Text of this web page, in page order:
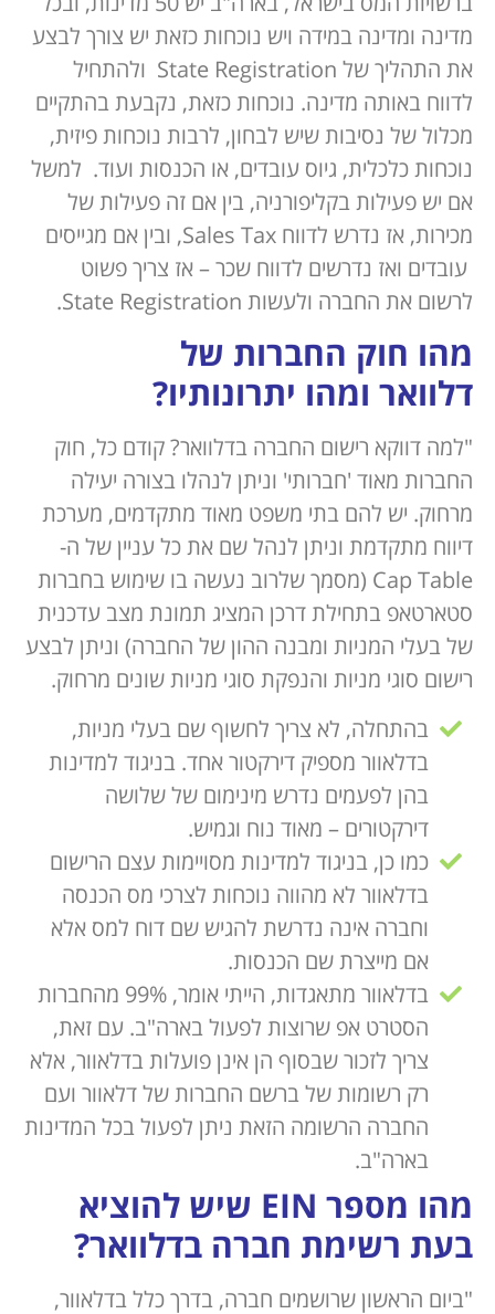
מדינה ומדינה במידה ויש נוכחות כזאת יש צורך לבצע
את התהליך של State Registration ולהתחיל
לדווח באותה מדינה. נוכחות כזאת, נקבעת בהתקיים
מכלול של נסיבות שיש לבחון, לרבות נוכחות פיזית,
נוכחות כלכלית, גיוס עובדים, או הכנסות ועוד. למשל
אם יש פעילות בקליפורניה, בין אם זה פעילות של
מכירות, אז נדרש לדווח Sales Tax, ובין אם מגייסים
עובדים ואז נדרשים לדווח שכר – אז צריך פשוט
לרשום את החברה ולעשות State Registration.
מהו חוק החברות של
דלוואר ומהו יתרונותיו?
"למה דווקא רישום החברה בדלוואר? קודם כל, חוק
החברות מאוד 'חברותי' וניתן לנהלו בצורה יעילה
מרחוק. יש להם בתי משפט מאוד מתקדמים, מערכת
דיווח מתקדמת וניתן לנהל שם את כל עניין של ה-
Cap Table (מסמך שלרוב נעשה בו שימוש בחברות
סטארטאפ בתחילת דרכן המציג תמונת מצב עדכנית
של בעלי המניות ומבנה ההון של החברה) וניתן לבצע
רישום סוגי מניות והנפקת סוגי מניות שונים מרחוק.
בהתחלה, לא צריך לחשוף שם בעלי מניות,
בדלאוור מספיק דירקטור אחד. בניגוד למדינות
בהן לפעמים נדרש מינימום של שלושה
דירקטורים – מאוד נוח וגמיש.
כמו כן, בניגוד למדינות מסויימות עצם הרישום
בדלאוור לא מהווה נוכחות לצרכי מס הכנסה
וחברה אינה נדרשת להגיש שם דוח למס אלא
אם מייצרת שם הכנסות.
בדלאוור מתאגדות, הייתי אומר, 99% מהחברות
הסטרט אפ שרוצות לפעול בארה"ב. עם זאת,
צריך לזכור שבסוף הן אינן פועלות בדלאוור, אלא
רק רשומות של ברשם החברות של דלאוור ועם
החברה הרשומה הזאת ניתן לפעול בכל המדינות
בארה"ב.
מהו מספר EIN שיש להוציא
בעת רשימת חברה בדלוואר?
"ביום הראשון שרושמים חברה, בדרך כלל בדלאוור,